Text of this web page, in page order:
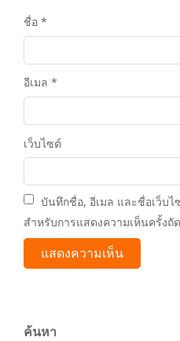
ชื่อ *
อีเมล *
เว็บไซต์
บันทึกชื่อ, อีเมล และชื่อเว็บ
สำหรับการแสดงความเห็นครั้งถั
ค้นหา